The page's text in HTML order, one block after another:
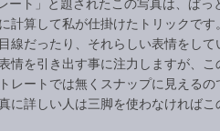
計算して私が仕掛けたトリックです
線だったり、それらしい表情をして
情を引き出す事に注力しますが、こ
レートでは無くスナップに見えるの
に詳しい人は三脚を使わなければこ